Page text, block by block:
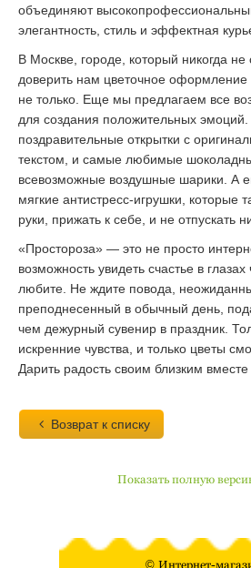
объединяют
элегантность, стиль и эффектная
В Москве, городе, который никогда
доверить нам цветочное
не только. Еще мы предлагаем все
для создания положительных эмоций.
поздравительные открытки с
текстом, и самые любимые
всевозможные воздушные шарики. А
мягкие антистресс-игрушки, которые
руки, прижать к себе, и не отпускать
«Простороза» ― это не просто
возможность увидеть счастье в
любите. Не ждите повода,
преподнесенный в обычный день,
чем дежурный сувенир в праздник.
искренние чувства, и только цветы
Дарить радость своим близким
Возврат к списку
Показать полную
© Интернет-